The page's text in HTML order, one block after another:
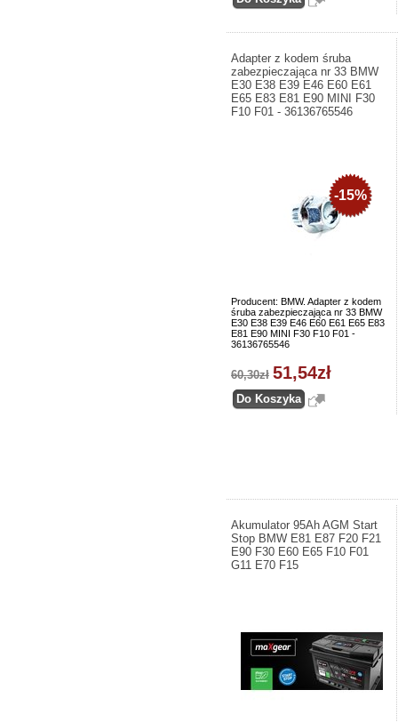
Adapter z kodem śruba
zabezpieczająca nr 33 BMW
E30 E38 E39 E46 E60 E61
E65 E83 E81 E90 MINI F30
F10 F01 - 36136765546
Producent: BMW. Adapter z kodem
śruba zabezpieczająca nr 33 BMW
E30 E38 E39 E46 E60 E61 E65 E83
E81 E90 MINI F30 F10 F01 -
36136765546
-15%
60,30zł 51,54zł
Akumulator 95Ah AGM Start
Stop BMW E81 E87 F20 F21
E90 F30 E60 E65 F10 F01
G11 E70 F15